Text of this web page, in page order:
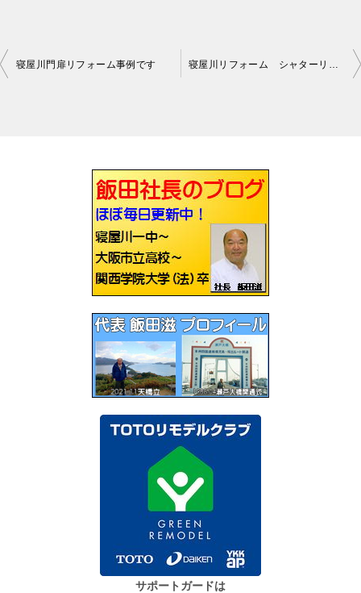
ゲ
ー
シ
ョ
ン
寝屋川門扉リフォーム事例です 寝屋川リフォーム シャターリフォーム始まりました。
サポートガードは